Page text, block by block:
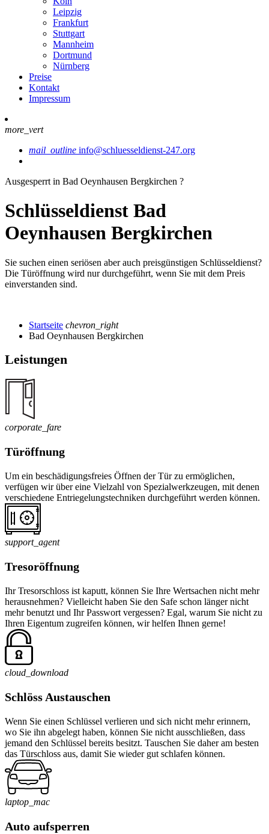
Leipzig
Frankfurt
Stuttgart
Mannheim
Dortmund
Nürnberg
Preise
Kontakt
Impressum
more_vert
mail_outline info@schluesseldienst-247.org
Ausgesperrt in Bad Oeynhausen Bergkirchen ?
Schlüsseldienst Bad
Oeynhausen Bergkirchen
Sie suchen einen seriösen aber auch preisgünstigen Schlüsseldienst?
Die Türöffnung wird nur durchgeführt, wenn Sie mit dem Preis
einverstanden sind.
Startseite chevron_right
Bad Oeynhausen Bergkirchen
Leistungen
corporate_fare
Türöffnung
Um ein beschädigungsfreies Öffnen der Tür zu ermöglichen,
verfügen wir über eine Vielzahl von Spezialwerkzeugen, mit denen
verschiedene Entriegelungstechniken durchgeführt werden können.
support_agent
Tresoröffnung
Ihr Tresorschloss ist kaputt, können Sie Ihre Wertsachen nicht mehr
herausnehmen? Vielleicht haben Sie den Safe schon länger nicht
mehr benutzt und Ihr Passwort vergessen? Egal, warum Sie nicht zu
Ihren Eigentum zugreifen können, wir helfen Ihnen gerne!
cloud_download
Schlöss Austauschen
Wenn Sie einen Schlüssel verlieren und sich nicht mehr erinnern,
wo Sie ihn abgelegt haben, können Sie nicht ausschließen, dass
jemand den Schlüssel bereits besitzt. Tauschen Sie daher am besten
das Türschloss aus, damit Sie wieder gut schlafen können.
laptop_mac
Auto aufsperren